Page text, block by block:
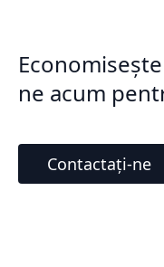
ne acum
Contactați-ne